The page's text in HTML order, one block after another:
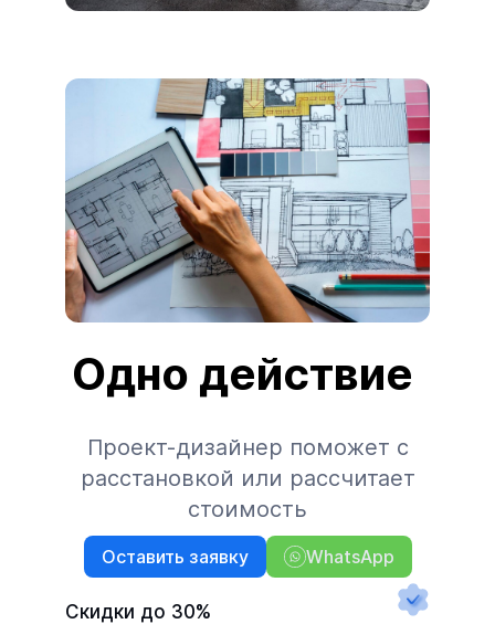
Одно действие
Проект-дизайнер поможет с
расстановкой или рассчитает
стоимость
Оставить заявку WhatsApp
Скидки до 30%